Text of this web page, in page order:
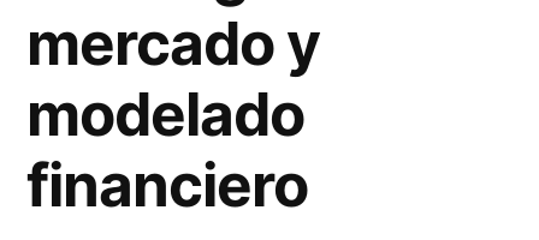
mercado y
modelado
financiero